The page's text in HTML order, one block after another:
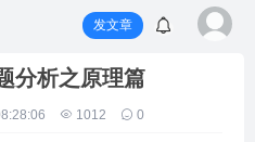
发文章
分析之原理篇
1012 0